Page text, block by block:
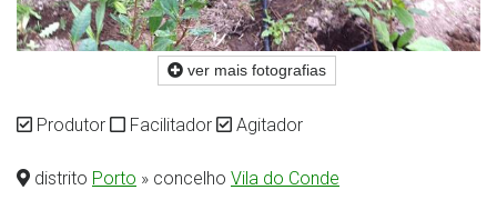
ver mais fotografias
Produtor Facilitador Agitador
distrito Porto » concelho Vila do Conde